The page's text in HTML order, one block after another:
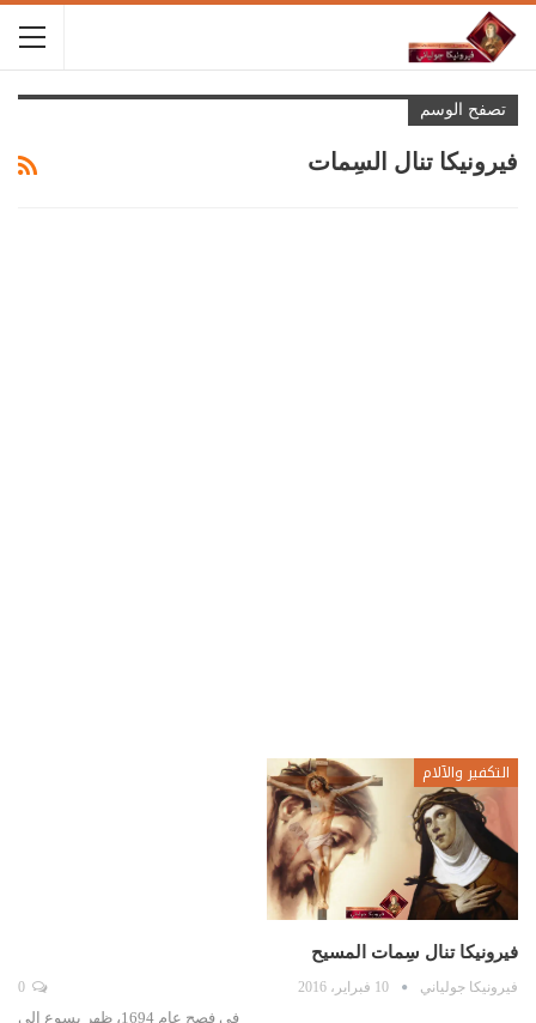
تصفح الوسم
فيرونيكا تنال السِمات
التكفير والآلام
فيرونيكا تنال سِمات المسيح
فيرونيكا جولياني 10 فبراير، 2016
في فصح عام 1694، ظهر يسوع الى